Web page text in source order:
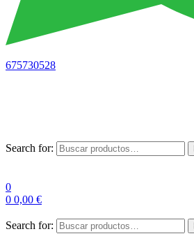
675730528
Search for:
0
0 0,00 €
Search for: